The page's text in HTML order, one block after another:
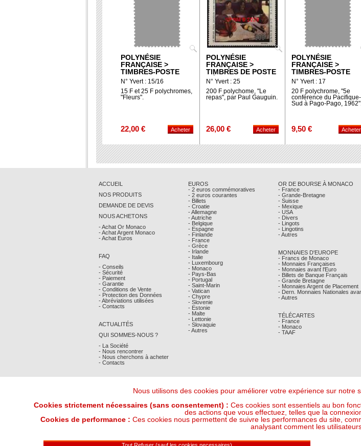
POLYNÉSIE
FRANÇAISE >
TIMBRES-POSTE
N° Yvert : 15/16
15 F et 25 F polychromes,
"Fleurs".
22,00 €
POLYNÉSIE
FRANÇAISE >
TIMBRES DE POSTE
AÉRIENNE
N° Yvert : 25
200 F polychome, "Le
repas", par Paul Gauguin.
26,00 €
POLYNÉSIE
FRANÇAISE >
TIMBRES-POSTE
N° Yvert : 17
20 F polychrome, "5e
conférence du Pacifique-
Sud à Pago-Pago,
9,50 €
ACCUEIL
NOS PRODUITS
DEMANDE DE DEVIS
NOUS ACHETONS
- Achat Or Monaco
- Achat Argent Monaco
- Achat Euros
FAQ
- Conseils
- Sécurité
- Paiement
- Garantie
- Conditions de Vente
- Protection des Données
- Abréviations utilisées
- Contacts
ACTUALITÉS
QUI SOMMES-NOUS ?
- La Société
- Nous rencontrer
- Nous cherchons à acheter
- Contacts
EUROS
- 2 euros commémoratives
- 2 euros courantes
- Billets
- Croatie
- Allemagne
- Autriche
- Belgique
- Espagne
- Finlande
- France
- Grèce
- Irlande
- Italie
- Luxembourg
- Monaco
- Pays-Bas
- Portugal
- Saint-Marin
- Vatican
- Chypre
- Slovenie
- Estonie
- Malte
- Lettonie
- Slovaquie
- Autres
OR DE BOURSE À MONACO
- France
- Grande-Bretagne
- Suisse
- Mexique
- USA
- Divers
- Lingots
- Lingotins
- Autres
MONNAIES D'EUROPE
- Francs de Monaco
- Monnaies Françaises
- Monnaies avant l'Euro
- Billets de Banque Français
- Grande Bretagne
- Monnaies Argent de Placement
- Dern. Monnaies Nationales
- Autres
TÉLÉCARTES
- France
- Monaco
- TAAF
Mentions Légales- © Comptoir Philatelique
Nous utilisons des cookies pour améliorer votre expérience sur notre
Cookies strictement nécessaires (sans consentement) : Ces cookies sont essentiels au bon
des actions que vous effectuez, telles que la
Cookies de performance : Ces cookies nous permettent de suivre les performances du site,
analysant comment les